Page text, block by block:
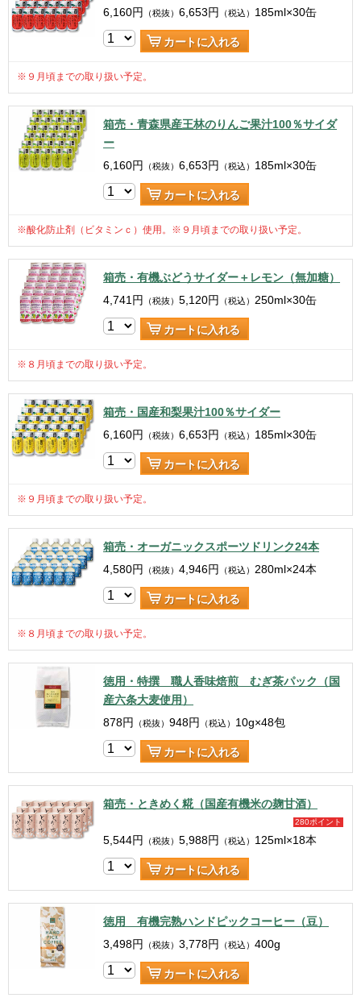
6,160円 （税抜） 6,653円 （税込） 185ml×30缶
カートに入れる
※９月頃までの取り扱い予定。
箱売・青森県産王林のりんご果汁100％サイダ
ー
6,160円 （税抜） 6,653円 （税込） 185ml×30缶
カートに入れる
※酸化防止剤（ビタミンｃ）使用。※９月頃までの取り扱い予定。
箱売・有機ぶどうサイダー＋レモン（無加糖）
4,741 円 （税抜） 5,120円 （税込） 250ml×30缶
カートに入れる
※８月頃までの取り扱い予定。
箱売・国産和梨果汁100％サイダー
6,160円 （税抜） 6,653円 （税込） 185ml×30缶
カートに入れる
※９月頃までの取り扱い予定。
箱売・オーガニックスポーツドリンク24本
4,580円 （税抜） 4,946円 （税込） 280ml×24本
カートに入れる
※８月頃までの取り扱い予定。
徳用・特撰 職人香味焙煎 むぎ茶パック（国
産六条大麦使用）
878円 （税抜） 948円 （税込） 10g×48包
カートに入れる
箱売・ときめく糀（国産有機米の麹甘酒）
280ポイント
5,544円 （税抜） 5,988円 （税込） 125ml×18本
カートに入れる
徳用 有機完熟ハンドピックコーヒー（豆）
3,498円 （税抜） 3,778円 （税込） 400g
カートに入れる